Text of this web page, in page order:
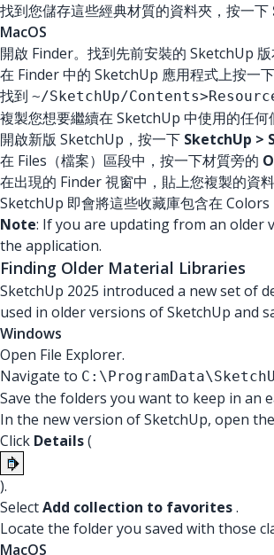
找到您儲存這些經典材質的資料夾，按一下
MacOS
開啟 Finder。找到先前安裝的 SketchUp 版
在 Finder 中的 SketchUp 應用程式上按一
找到 ~/SketchUp/
複製您想要繼續在 SketchUp 中使用的任何
開啟新版 SketchUp，按一下 SketchUp >
在 Files（檔案）區段中，按一下材質旁的
在出現的 Finder 視窗中，貼上您複製的資料
SketchUp 即會將這些收藏庫包含在 Colors
Note: If you are updating from an older
the application.
Finding Older Material Libraries
SketchUp 2025 introduced a new set of
used in older versions of SketchUp and
Windows
Open File Explorer.
Navigate to
Save the folders you want to keep in an
In the new version of SketchUp, open
Click Details(
).
SelectAdd collection to favorites.
Locate the folder you saved with those
MacOS